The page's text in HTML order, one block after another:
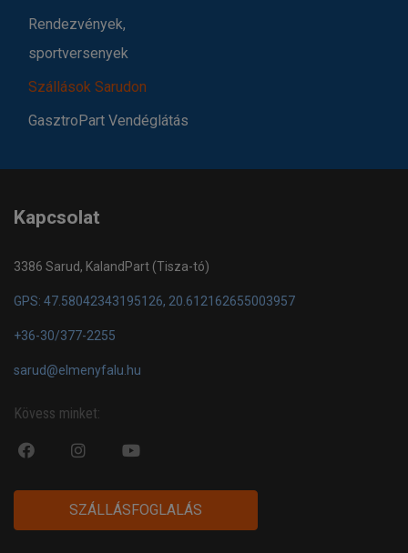
Rendezvények,
sportversenyek
Szállások Sarudon
GasztroPart Vendéglátás
Kapcsolat
3386 Sarud, KalandPart (Tisza-tó)
GPS: 47.58042343195126, 20.612162655003957
+36-30/377-2255
sarud@elmenyfalu.hu
Kövess minket:
fa
facebook-
official
instagram
fa
youtube-
play
SZÁLLÁSFOGLALÁS